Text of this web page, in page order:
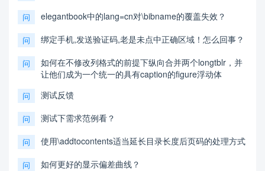
问 elegantbook中的lang=cn对\bibname的覆盖失效？
问 绑定手机,发送验证码,老是未点中正确区域！怎么回事？
问
如何在不修改列格式的前提下纵向合并两个longtblr，并
让他们成为一个统一的具有caption的figure浮动体
问 测试反馈
问 测试下需求范例看？
问 使用\addtocontents适当延长目录长度后页码的处理方式
问 如何更好的显示偏差曲线？